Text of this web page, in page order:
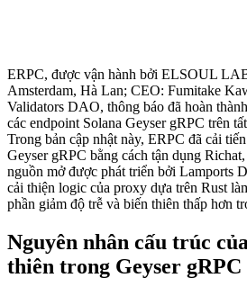
ERPC, được vận hành bởi ELSOUL
Amsterdam, Hà Lan; CEO: Fumitake
Validators DAO, thông báo đã hoàn
các endpoint Solana Geyser gRPC trên
Trong bản cập nhật này, ERPC đã cải
Geyser gRPC bằng cách tận dụng
nguồn mở được phát triển bởi Lamports
cải thiện logic của proxy dựa trên Rust
phần giảm độ trễ và biến thiên thấp hơn
Nguyên nhân cấu trúc
thiên trong Geyser gRPC